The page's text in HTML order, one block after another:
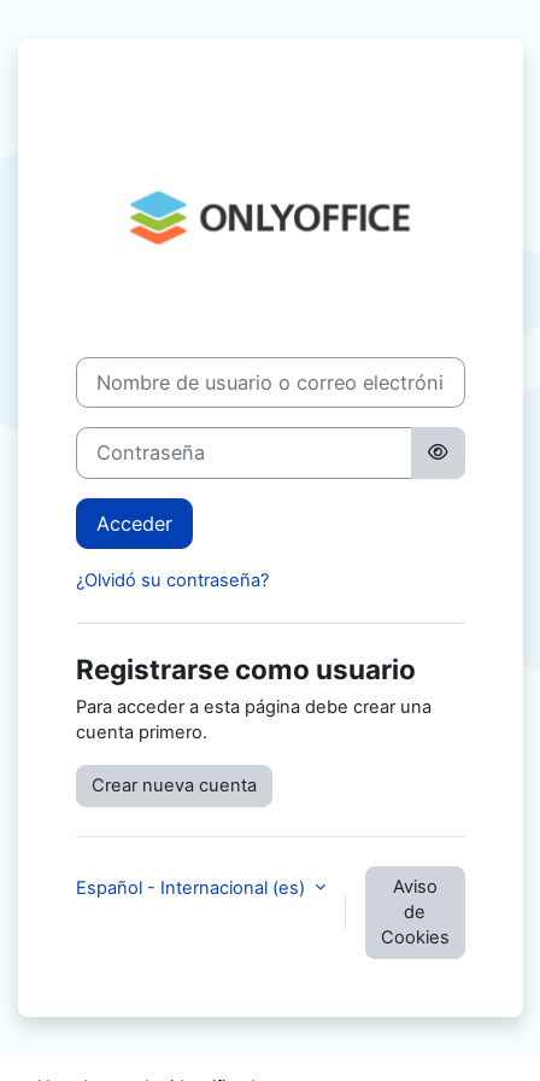
Nombre de usuario o correo electrónico
Contraseña
Acceder
¿Olvidó su contraseña?
Registrarse como usuario
Para acceder a esta página debe crear una
cuenta primero.
Crear nueva cuenta
Español - Internacional ‎(es)‎
Aviso
de
Cookies